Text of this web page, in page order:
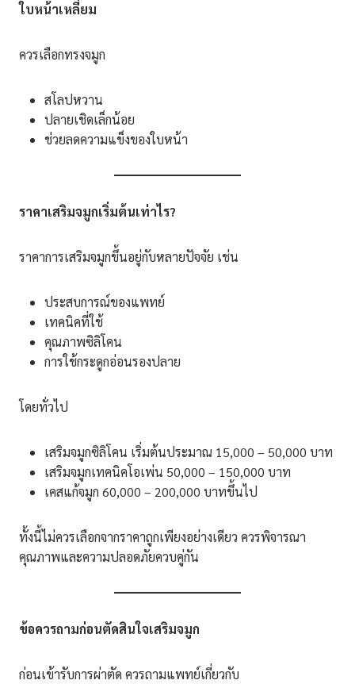
ใบหน้าเหลี่ยม
ควรเลือกทรงจมูก
สโลปหวาน
ปลายเชิดเล็กน้อย
ช่วยลดความแข็งของใบหน้า
ราคาเสริมจมูกเริ่มต้นเท่าไร?
ราคาการเสริมจมูกขึ้นอยู่กับหลายปัจจัย เช่น
ประสบการณ์ของแพทย์
เทคนิคที่ใช้
คุณภาพซิลิโคน
การใช้กระดูกอ่อนรองปลาย
โดยทั่วไป
เสริมจมูกซิลิโคน เริ่มต้นประมาณ 15,000 – 50,000 บาท
เสริมจมูกเทคนิคโอเพ่น 50,000 – 150,000 บาท
เคสแก้จมูก 60,000 – 200,000 บาทขึ้นไป
ทั้งนี้ไม่ควรเลือกจากราคาถูกเพียงอย่างเดียว ควรพิจารณา
คุณภาพและความปลอดภัยควบคู่กัน
ข้อควรถามก่อนตัดสินใจเสริมจมูก
ก่อนเข้ารับการผ่าตัด ควรถามแพทย์เกี่ยวกับ